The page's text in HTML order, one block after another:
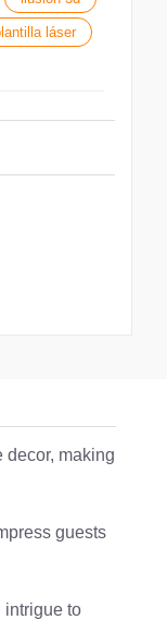
láser
decor, making
guests
intrigue to